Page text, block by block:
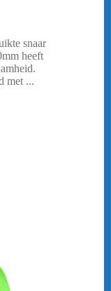
snaar
heeft
met ...